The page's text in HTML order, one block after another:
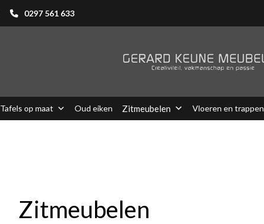
0297 561 633
Tafels op maat Oud eiken Zitmeubelen Vloeren en trappen
Zitmeubelen